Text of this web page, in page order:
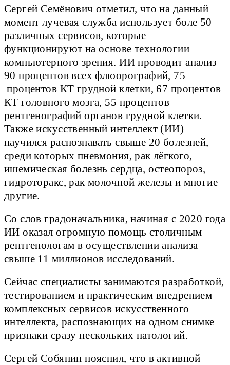
Сергей Семёнович отметил, что на данный
момент лучевая служба использует боле 50
различных сервисов, которые
функционируют на основе технологии
компьютерного зрения. ИИ проводит анализ
90 процентов всех флюорографий, 75
процентов КТ грудной клетки, 67 процентов
КТ головного мозга, 55 процентов
рентгенографий органов грудной клетки.
Также искусственный интеллект (ИИ)
научился распознавать свыше 20 болезней,
среди которых пневмония, рак лёгкого,
ишемическая болезнь сердца, остеопороз,
гидроторакс, рак молочной железы и многие
другие.
Со слов градоначальника, начиная с 2020 года
ИИ оказал огромную помощь столичным
рентгенологам в осуществлении анализа
свыше 11 миллионов исследований.
Сейчас специалисты занимаются разработкой,
тестированием и практическим внедрением
комплексных сервисов искусственного
интеллекта, распознающих на одном снимке
признаки сразу нескольких патологий.
Сергей Собянин пояснил, что в активной